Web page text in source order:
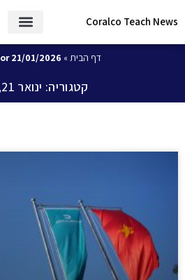
Coralco Teach News
דף הבית»
21/01/2026
קטגוריה: ינואר 21, 2026